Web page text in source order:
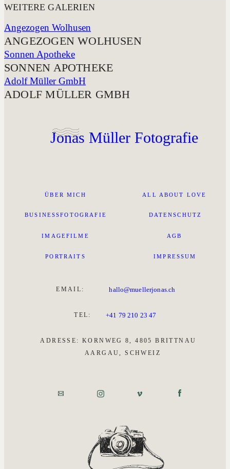
WEITERE GALERIEN
Angezogen Wolhusen
ANGEZOGEN WOLHUSEN
Sonnen Apotheke
SONNEN APOTHEKE
Adolf Müller GmbH
ADOLF MÜLLER GMBH
Jonas Müller Fotografie
EMAIL:
ADRESSE: KORNWEG 8, 4805 BRITTNAU
ALL ABOUT LOVE
ÜBER MICH
hallo@muellerjonas.ch
BUSINESSFOTOGRAFIE DATENSCHUTZ
AARGAU, SCHWEIZ
TEL:
AGB
IMAGEFILME
+41 79 210 23 47
PORTRAITS IMPRESSUM